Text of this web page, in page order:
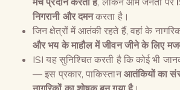
निगरानी और दमनकरता है।
जिन क्षेत्रों में आतंकी रहते हैं, वहां के
और भय के माहौल में जीवन जीने के लिए
ISI यह सुनिश्चित करती है कि कोई भी
— इस प्रकार, पाकिस्तानआतंकियों का